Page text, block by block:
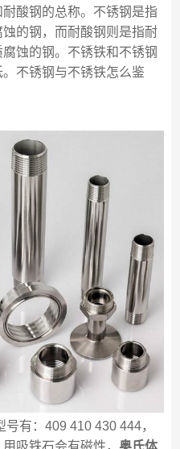
酸钢的总称。不锈钢是指
的钢，而耐酸钢则是指耐
蚀的钢。不锈铁和不锈钢
不锈钢与不锈铁怎么鉴
有：409 410 430 444，